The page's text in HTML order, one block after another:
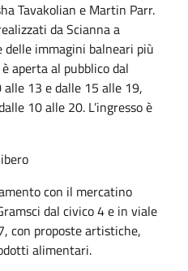
Tavakolian e Martin Parr.
da Scianna a
delle immagini balneari più
aperta al pubblico dal
13 e dalle 15 alle 19,
10 alle 20. L’ingresso è
con il mercatino
dal civico 4 e in viale
con proposte artistiche,
alimentari.